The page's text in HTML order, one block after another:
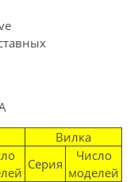
Вилка
Серия
Число
моделей